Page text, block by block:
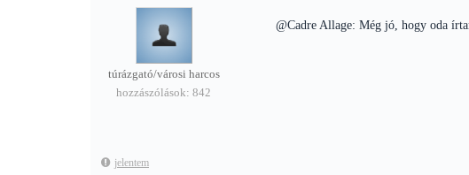
túrázgató/városi harcos
hozzászólások: 842
@Cadre Allage: Még jó, hogy oda
jelentem